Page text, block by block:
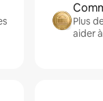
Plus
aider